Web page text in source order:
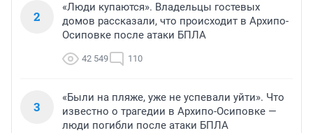
2
«Люди купаются». Владельцы гостевых
домов рассказали, что происходит в Архипо-
Осиповке после атаки БПЛА
42 549 110
3
«Были на пляже, уже не успевали уйти». Что
известно о трагедии в Архипо-Осиповке —
люди погибли после атаки БПЛА